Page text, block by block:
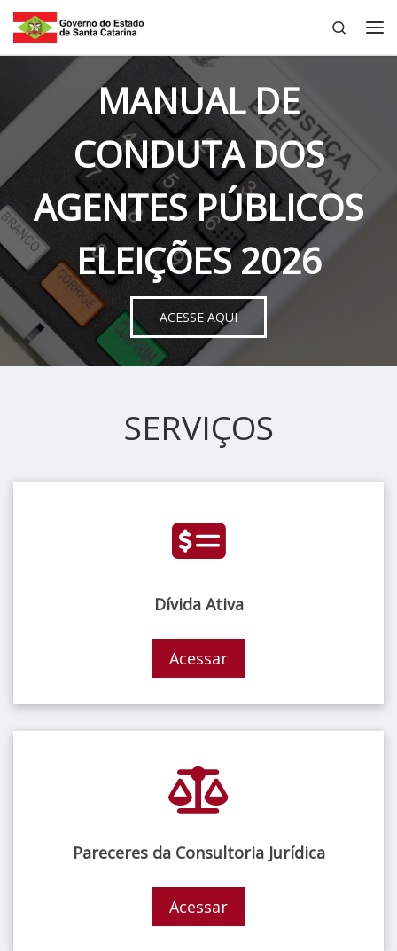
Skip to content
Search
MANUAL DE
CONDUTA DOS
AGENTES PÚBLICOS
ELEIÇÕES 2026
ACESSE AQUI
SERVIÇOS
Dívida Ativa
Acessar
Pareceres da Consultoria Jurídica
Acessar